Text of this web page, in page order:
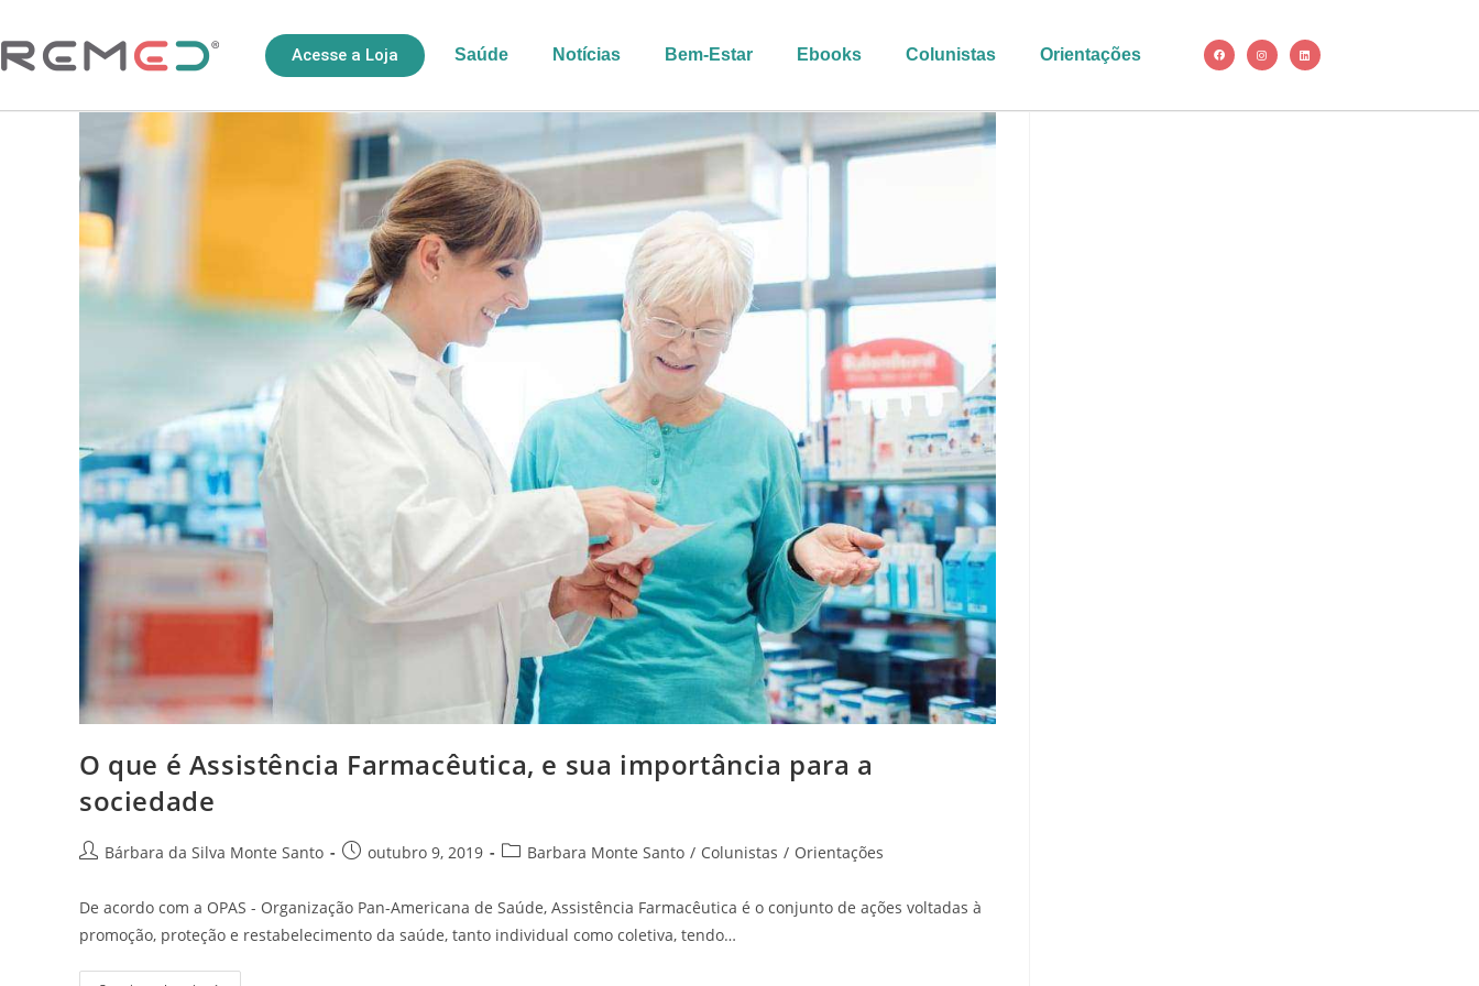
Acesse a Loja Saúde Notícias Bem-Estar Ebooks Colunistas Orientações
O que é Assistência Farmacêutica, e sua importância para a
sociedade
Bárbara da Silva Monte Santo outubro 9, 2019 Barbara Monte Santo / Colunistas / Orientações
De acordo com a OPAS - Organização Pan-Americana de Saúde, Assistência Farmacêutica é o conjunto de ações voltadas à
promoção, proteção e restabelecimento da saúde, tanto individual como coletiva, tendo…